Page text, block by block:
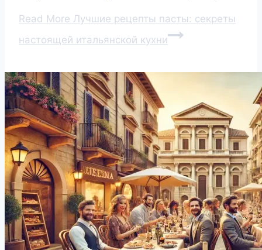
Read More Лучшие рецепты пасты: секреты
настоящей итальянской кухни